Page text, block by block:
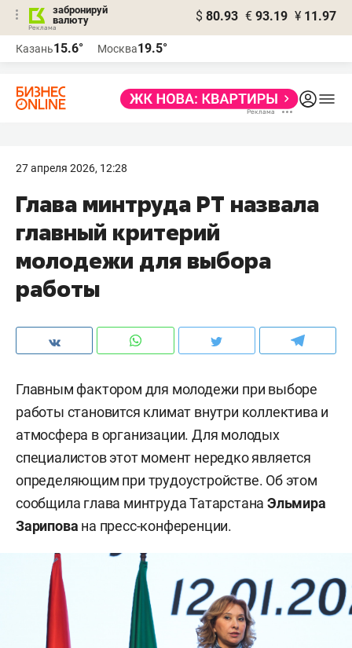
забронируй
валюту
$ 80.93 € 93.19 ¥ 11.97
Казань15.6° Москва19.5°
27 апреля 2026, 12:28
Глава минтруда РТ назвала
главный критерий
молодежи для выбора
работы
Главным фактором для молодежи при выборе
работы становится климат внутри коллектива и
атмосфера в организации. Для молодых
специалистов этот момент нередко является
определяющим при трудоустройстве. Об этом
сообщила глава минтруда Татарстана Эльмира
Зарипова на пресс-конференции.